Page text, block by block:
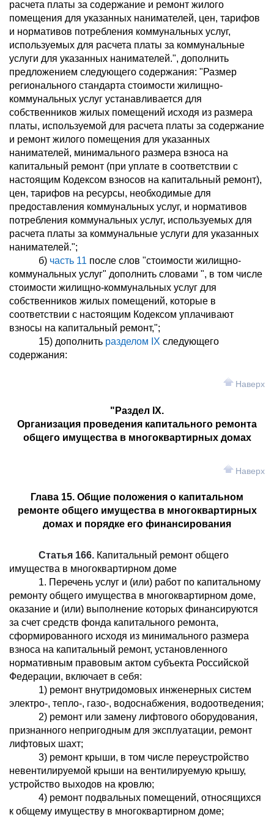
расчета платы за содержание и ремонт жилого
помещения для указанных нанимателей, цен, тарифов
и нормативов потребления коммунальных услуг,
используемых для расчета платы за коммунальные
услуги для указанных нанимателей.", дополнить
предложением следующего содержания: "Размер
регионального стандарта стоимости жилищно-
коммунальных услуг устанавливается для
собственников жилых помещений исходя из размера
платы, используемой для расчета платы за содержание
и ремонт жилого помещения для указанных
нанимателей, минимального размера взноса на
капитальный ремонт (при уплате в соответствии с
настоящим Кодексом взносов на капитальный ремонт),
цен, тарифов на ресурсы, необходимые для
предоставления коммунальных услуг, и нормативов
потребления коммунальных услуг, используемых для
расчета платы за коммунальные услуги для указанных
нанимателей.";
б) часть 11 после слов "стоимости жилищно-
коммунальных услуг" дополнить словами ", в том числе
стоимости жилищно-коммунальных услуг для
собственников жилых помещений, которые в
соответствии с настоящим Кодексом уплачивают
взносы на капитальный ремонт,";
15) дополнить разделом IX следующего
содержания:
"Раздел IX.
Организация проведения капитального ремонта
общего имущества в многоквартирных домах
Наверх
Глава 15. Общие положения о капитальном
ремонте общего имущества в многоквартирных
домах и порядке его финансирования
Наверх
Статья 166. Капитальный ремонт общего
имущества в многоквартирном доме
1. Перечень услуг и (или) работ по капитальному
ремонту общего имущества в многоквартирном доме,
оказание и (или) выполнение которых финансируются
за счет средств фонда капитального ремонта,
сформированного исходя из минимального размера
взноса на капитальный ремонт, установленного
нормативным правовым актом субъекта Российской
Федерации, включает в себя:
1) ремонт внутридомовых инженерных систем
электро-, тепло-, газо-, водоснабжения, водоотведения;
2) ремонт или замену лифтового оборудования,
признанного непригодным для эксплуатации, ремонт
лифтовых шахт;
3) ремонт крыши, в том числе переустройство
невентилируемой крыши на вентилируемую крышу,
устройство выходов на кровлю;
4) ремонт подвальных помещений, относящихся
к общему имуществу в многоквартирном доме;